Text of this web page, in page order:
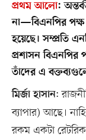
প্রথম আলো:
না—বিএনপির
হয়েছে। সম্প্রতি
প্রশাসন বিএনপির
তাঁদের এ
মির্জা হাসান:
ব্যাপার) আছে।
রকম একটা